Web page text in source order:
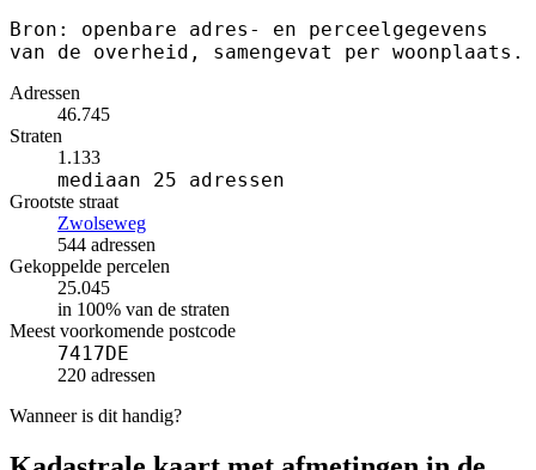
Bron: openbare adres- en perceelgegevens
van de overheid, samengevat per woonplaats.
Adressen
46.745
Straten
1.133
mediaan 25 adressen
Grootste straat
Zwolseweg
544 adressen
Gekoppelde percelen
25.045
in 100% van de straten
Meest voorkomende postcode
7417DE
220 adressen
Wanneer is dit handig?